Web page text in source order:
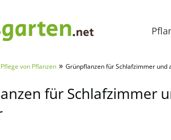
Pflege von Pflanzen » Grünpflanzen für Schlafzimmer und
für Schlafzimmer